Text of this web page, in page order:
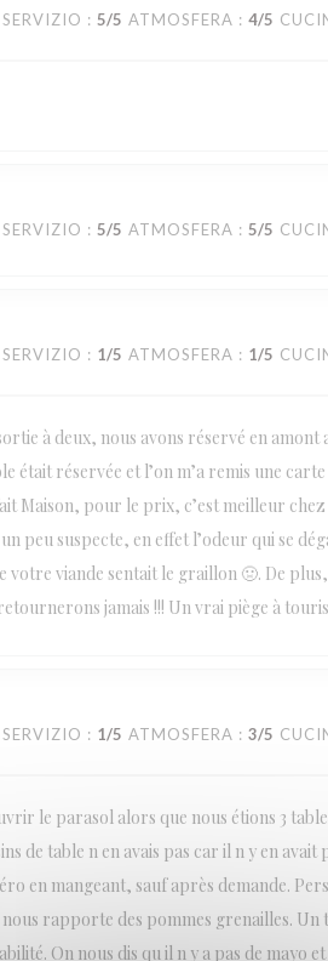
SERVIZIO : 5/5 ATMOSFERA : 4/5
SERVIZIO : 5/5 ATMOSFERA : 5/5
SERVIZIO : 1/5 ATMOSFERA : 1/5
à deux, nous avons réservé en amont
était réservée et l’on m’a remis une
Maison, pour le prix, c’est meilleur
peu suspecte, en effet l’odeur qui se
votre viande sentait le graillon 🤢. De
jamais !!! Un vrai piège à
SERVIZIO : 1/5 ATMOSFERA : 3/5
le parasol alors que nous étions 3
de table n en avais pas car il n y en
en mangeant, sauf après demande.
rapporte des pommes grenailles.
On nous dis qu il n y a pas de mayo